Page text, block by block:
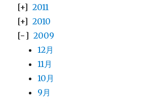
2011
2010
2009
12月
11月
10月
9月